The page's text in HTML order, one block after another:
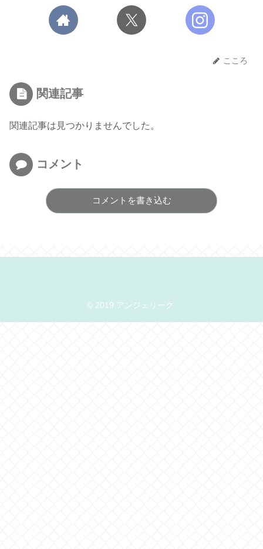
こころ
関連記事
関連記事は見つかりませんでした。
コメント
コメントを書き込む
© 2019 アンジェリーク.